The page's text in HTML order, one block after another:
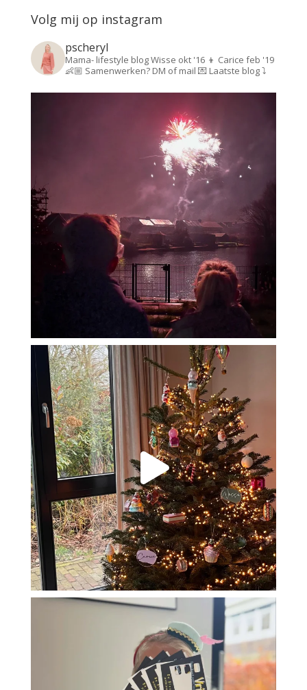
Volg mij op instagram
pscheryl
Mama- lifestyle blogWisse okt '16 👦 Carice feb '19
👶🏼 Samenwerken? DM of mail 💌Laatste blog ⤵️